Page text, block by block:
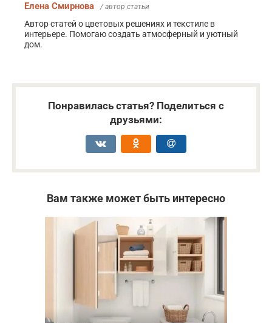
Елена Смирнова / автор статьи
Автор статей о цветовых решениях и текстиле в
интерьере. Помогаю создать атмосферный и уютный
дом.
Понравилась статья? Поделиться с
друзьями:
Вам также может быть интересно